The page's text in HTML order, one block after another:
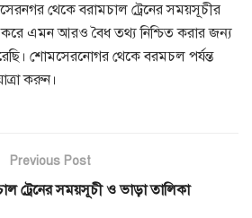
থেকে বরামচাল ট্রেনের সময়সূচীর
এমন আরও বৈধ তথ্য নিশ্চিত করার জন্য
শোমসেরনোগর থেকে বরমচল পর্যন্ত
করুন।
Previous Post
ট্রেনের সময়সূচী ও ভাড়া তালিকা